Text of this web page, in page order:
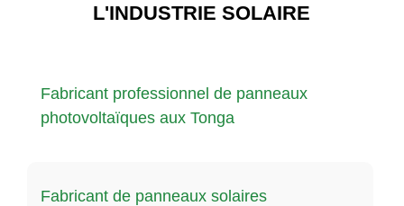
L'INDUSTRIE SOLAIRE
Fabricant professionnel de panneaux
photovoltaïques aux Tonga
Fabricant de panneaux solaires